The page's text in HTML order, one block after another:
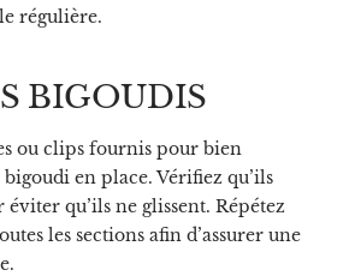
régulière.
BIGOUDIS
ou clips fournis pour bien
en place. Vérifiez qu’ils
éviter qu’ils ne glissent. Répétez
les sections afin d’assurer une